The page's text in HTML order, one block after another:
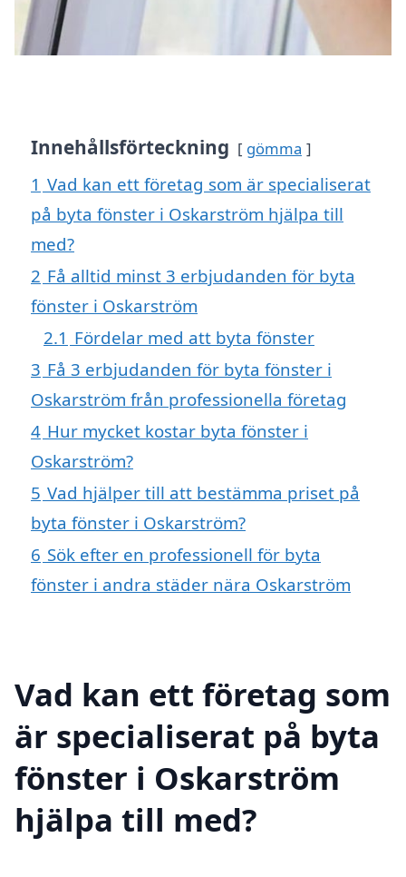
Innehållsförteckning gömma
1 Vad kan ett företag som är specialiserat
på byta fönster i Oskarström hjälpa till
med?
2 Få alltid minst 3 erbjudanden för byta
fönster i Oskarström
2.1 Fördelar med att byta fönster
3 Få 3 erbjudanden för byta fönster i
Oskarström från professionella företag
4 Hur mycket kostar byta fönster i
Oskarström?
5 Vad hjälper till att bestämma priset på
byta fönster i Oskarström?
6 Sök efter en professionell för byta
fönster i andra städer nära Oskarström
Vad kan ett företag som
är specialiserat på byta
fönster i Oskarström
hjälpa till med?